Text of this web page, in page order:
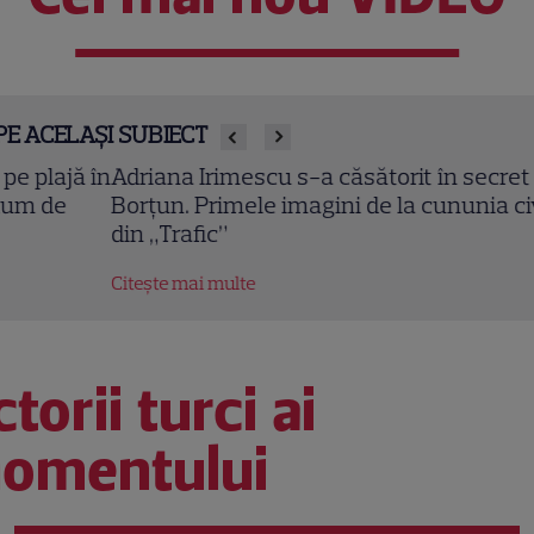
ACELAȘI SUBIECT
Irimescu s-a căsătorit în secret cu Marc
Primele imagini de la cununia civilă a actriței
mai multe
turci ai